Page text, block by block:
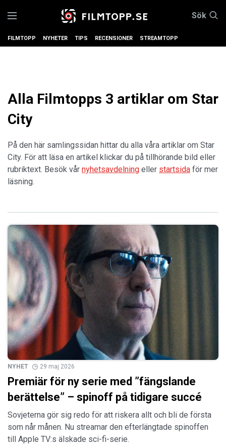
Sök
FILMTOPP NYHETER TIPS RECENSIONER STREAMTOPP
Alla Filmtopps 3 artiklar om Star
City
På den här samlingssidan hittar du alla våra artiklar om Star
City. För att läsa en artikel klickar du på tillhörande bild eller
rubriktext. Besök vår nyhetsavdelning eller startsida för mer
läsning.
NYHET 29 maj 2026
Premiär för ny serie med ”fängslande
berättelse” – spinoff på tidigare succé
Sovjeterna gör sig redo för att riskera allt och bli de första
som når månen. Nu streamar den efterlängtade spinoffen
till Apple TV:s älskade sci-fi-serie.